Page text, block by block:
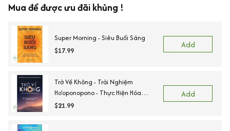
Mua để được ưu đãi khủng !
Super Morning - Siêu Buổi Sáng
$17.99
Add
Trở Về Không - Trải Nghiệm
Ho'oponopono - Thực Hiện Hóa
Những Phép Màu Trong Cuộc Sống
$21.99
Add